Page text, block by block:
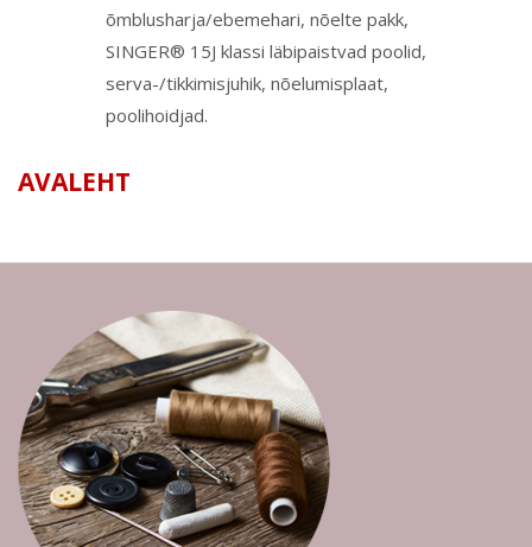
õmblusharja/ebemehari, nõelte pakk,
SINGER® 15J klassi läbipaistvad poolid,
serva-/tikkimisjuhik, nõelumisplaat,
poolihoidjad.
AVALEHT